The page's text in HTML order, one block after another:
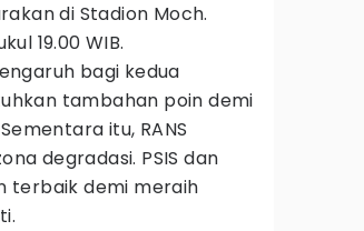
di Stadion Moch.
19.00 WIB.
bagi kedua
tambahan poin demi
itu, RANS
degradasi. PSIS dan
terbaik demi meraih